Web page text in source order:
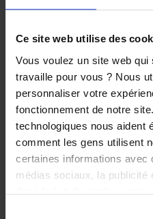
Ce site web utilise des
Vous voulez un site web
travaille pour vous ? Nous
personnaliser votre
fonctionnement de notre
technologiques nous aident
comment les gens utilisent
certaines informations avec
médias sociaux, la publicité
dans le but de rendre votre
PowerParts
SX-F, EXC et EXC-F –
149,04 €